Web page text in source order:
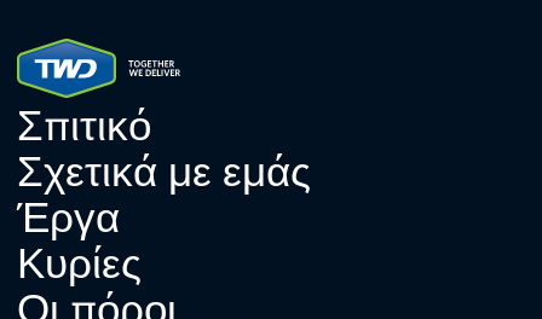
Σπιτικό
Σχετικά με εμάς
Έργα
Κυρίες